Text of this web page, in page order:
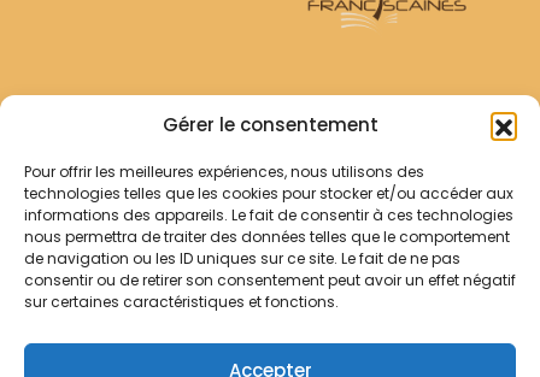
Gérer le consentement
Pour offrir les meilleures expériences, nous utilisons des
technologies telles que les cookies pour stocker et/ou accéder aux
informations des appareils. Le fait de consentir à ces technologies
nous permettra de traiter des données telles que le comportement
de navigation ou les ID uniques sur ce site. Le fait de ne pas
consentir ou de retirer son consentement peut avoir un effet négatif
sur certaines caractéristiques et fonctions.
Accepter
Archives Franciscaines
RECHERCHER
Comment chercher ?
Les archives
Notre démarche
Contact